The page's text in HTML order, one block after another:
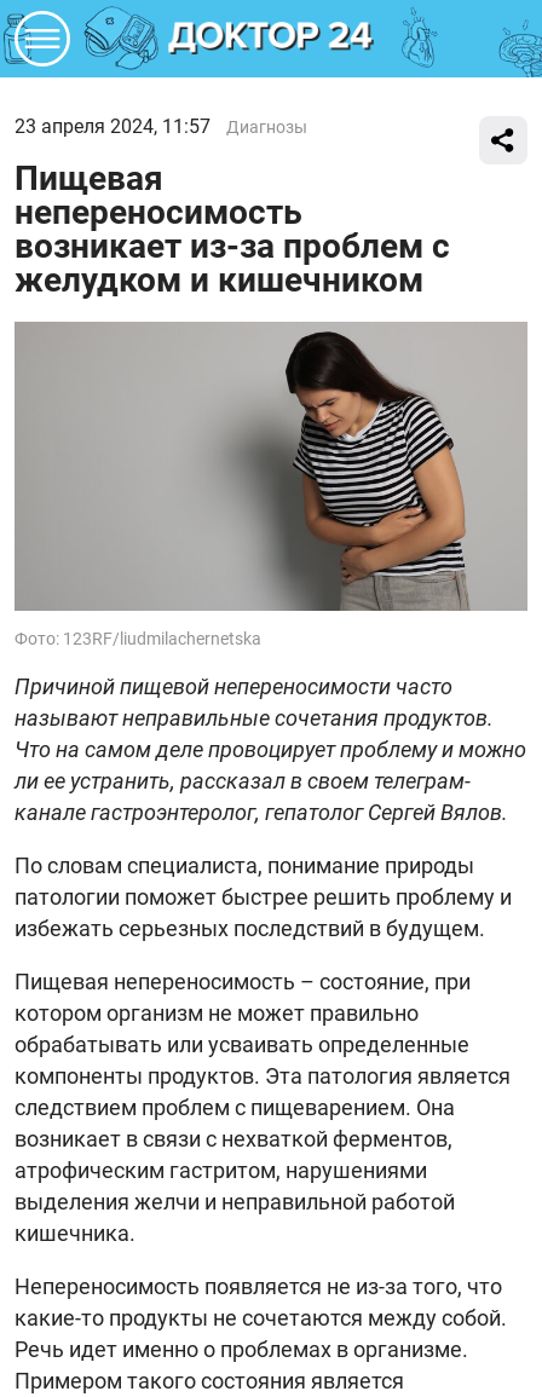
23 апреля 2024, 11:57 Диагнозы
Пищевая
непереносимость
возникает из-за проблем с
желудком и кишечником
Фото: 123RF/liudmilachernetska
Причиной пищевой непереносимости часто
называют неправильные сочетания продуктов.
Что на самом деле провоцирует проблему и можно
ли ее устранить, рассказал в своем телеграм-
канале гастроэнтеролог, гепатолог Сергей Вялов.
По словам специалиста, понимание природы
патологии поможет быстрее решить проблему и
избежать серьезных последствий в будущем.
Пищевая непереносимость – состояние, при
котором организм не может правильно
обрабатывать или усваивать определенные
компоненты продуктов. Эта патология является
следствием проблем с пищеварением. Она
возникает в связи с нехваткой ферментов,
атрофическим гастритом, нарушениями
выделения желчи и неправильной работой
кишечника.
Непереносимость появляется не из-за того, что
какие-то продукты не сочетаются между собой.
Речь идет именно о проблемах в организме.
Примером такого состояния является